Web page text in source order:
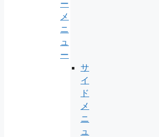
ー
メ
ニ
ュ
ー
サ
イ
ド
メ
ニ
ュ